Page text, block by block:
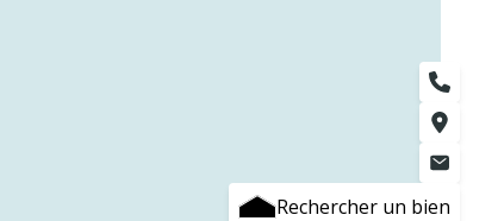
Rechercher un bien